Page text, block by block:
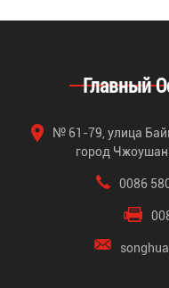
Главный
№ 61-79, улица
город
0086